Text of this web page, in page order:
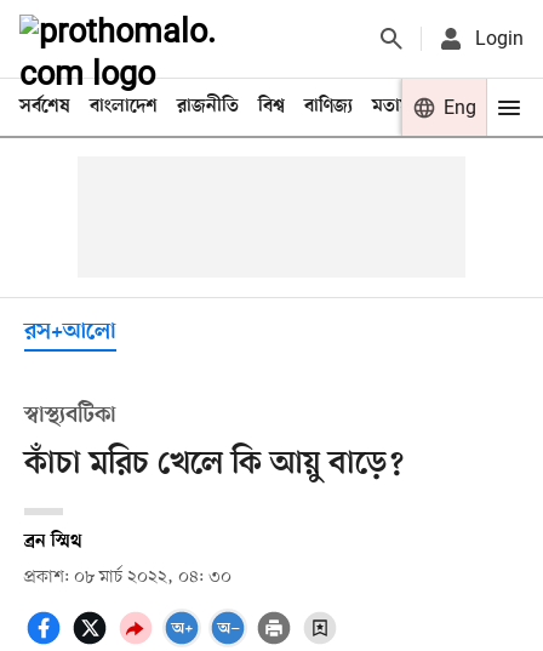
Login
সর্বশেষ বাংলাদেশ রাজনীতি বিশ্ব বাণিজ্য মতামত খেলা
Eng
রস+আলো
স্বাস্থ্যবটিকা
কাঁচা মরিচ খেলে কি আয়ু বাড়ে?
ব্রন স্মিথ
প্রকাশ: ০৮ মার্চ ২০২২, ০৪: ৩০